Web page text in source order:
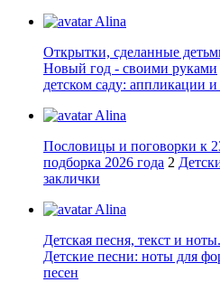
Alina
Открытки, сделанные
Новый год - своими руками
детском саду: аппликации
Alina
Пословицы и поговорки к
подборка 2026 года 2
заклички
Alina
Детская песня, текст и
Детские песни: ноты для
песен